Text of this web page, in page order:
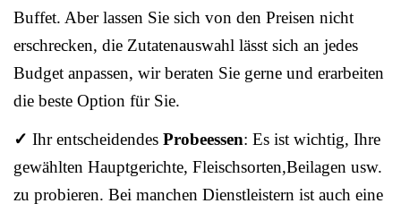
Buffet. Aber lassen Sie sich von den Preisen nicht
erschrecken, die Zutatenauswahl lässt sich an jedes
Budget anpassen, wir beraten Sie gerne und erarbeiten
die beste Option für Sie.
✓ Ihr entscheidendes Probeessen: Es ist wichtig, Ihre
gewählten Hauptgerichte, Fleischsorten,Beilagen usw.
zu probieren. Bei manchen Dienstleistern ist auch eine